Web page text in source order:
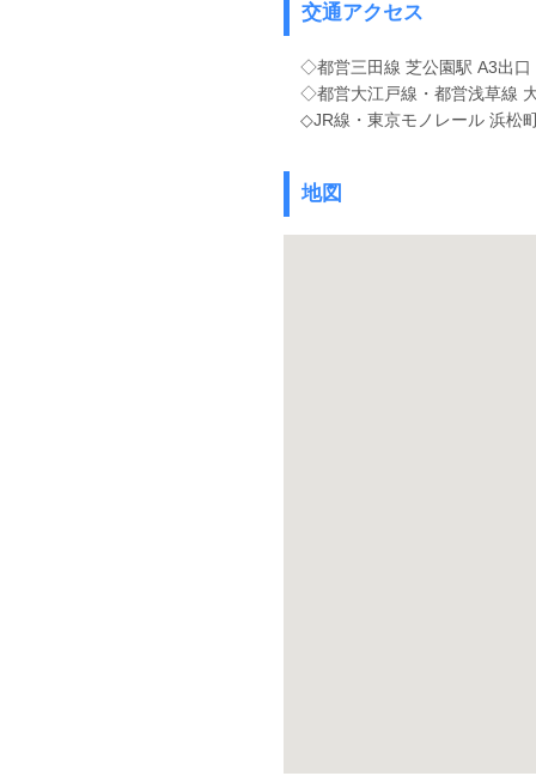
交通アクセス
◇都営三田線 芝公園駅 A3出口
◇都営大江戸線・都営浅草線
◇JR線・東京モノレール 浜松
地図